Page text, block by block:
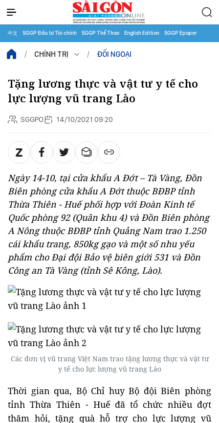
中文 SGGP Đầu tư Tài chính SGGP Thể Thao English Edition SGGP Epaper
CHÍNH TRỊ ĐỐI NGOẠI
Tặng lương thực và vật tư y tế cho
lực lượng vũ trang Lào
SGGPO 14/10/2021 09:20
Ngày 14-10, tại cửa khẩu A Đớt – Tà Vàng, Đồn
Biên phòng cửa khẩu A Đớt thuộc BĐBP tỉnh
Thừa Thiên - Huế phối hợp với Đoàn Kinh tế
Quốc phòng 92 (Quân khu 4) và Đồn Biên phòng
A Nông thuộc BĐBP tỉnh Quảng Nam trao 1.250
cái khẩu trang, 850kg gạo và một số nhu yếu
phẩm cho Đại đội Bảo vệ biên giới 531 và Đồn
Công an Tà Vàng (tỉnh Sê Kông, Lào).
Các đơn vị vũ trang Việt Nam trao tặng lương thực và vật tư
y tế cho lực lượng vũ trang Lào
Thời gian qua, Bộ Chỉ huy Bộ đội Biên phòng
tỉnh Thừa Thiên - Huế đã tổ chức nhiều đợt
thăm hỏi, tặng quà hỗ trợ cho lực lượng vũ